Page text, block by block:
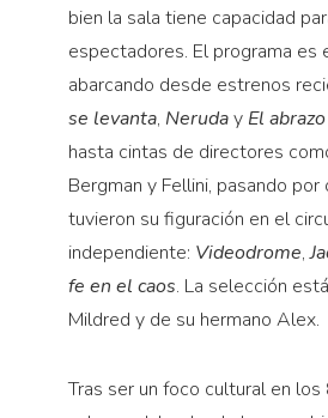
bien la sala tiene capacidad
espectadores. El programa es
abarcando desde estrenos
se levanta, Neruday El
hasta cintas de directores
Bergman y Fellini, pasando por
tuvieron su figuración en el
independiente: Videodrome,
fe en el caos. La selección
Mildred y de su hermano Alex.
Tras ser un foco cultural en los